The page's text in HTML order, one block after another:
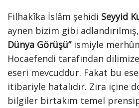
Filhakîka İslâm şehidi Seyyid
aynen bizim gibi
Dünya Görüşü”ismiyle
Hocaefendi tarafından
eseri mevcuddur. Fakat bu
itibariyle hatalıdır. Zira içine
bilgiler birtakım temel